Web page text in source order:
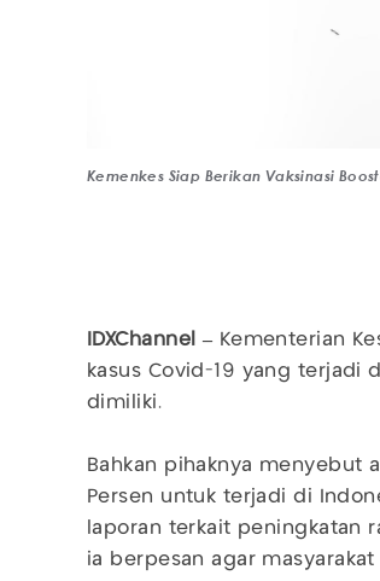
Kemenkes Siap Berikan Vaksinasi
IDXChannel – Kementerian
kasus Covid-19 yang terjadi
dimiliki.
Bahkan pihaknya menyebut
Persen untuk terjadi di
laporan terkait peningkatan
ia berpesan agar